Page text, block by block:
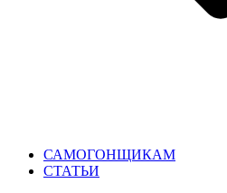
САМОГОНЩИКАМ
СТАТЬИ